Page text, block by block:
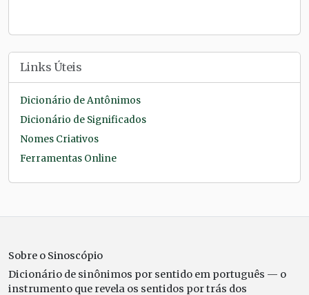
Links Úteis
Dicionário de Antônimos
Dicionário de Significados
Nomes Criativos
Ferramentas Online
Sobre o Sinoscópio
Dicionário de sinônimos por sentido em português — o
instrumento que revela os sentidos por trás dos